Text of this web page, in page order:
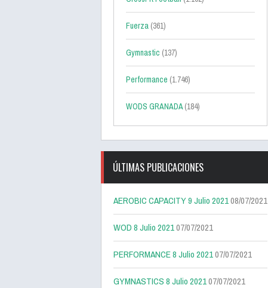
Fuerza (361)
Gymnastic (137)
Performance (1.746)
WODS GRANADA(184)
ÚLTIMAS PUBLICACIONES
AEROBIC CAPACITY 9 Julio 202108/07/2021
WOD 8 Julio 202107/07/2021
PERFORMANCE 8 Julio 202107/07/2021
GYMNASTICS 8 Julio 202107/07/2021